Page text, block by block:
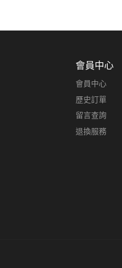
會員中心
會員中心
歷史訂單
留言查詢
退換服務